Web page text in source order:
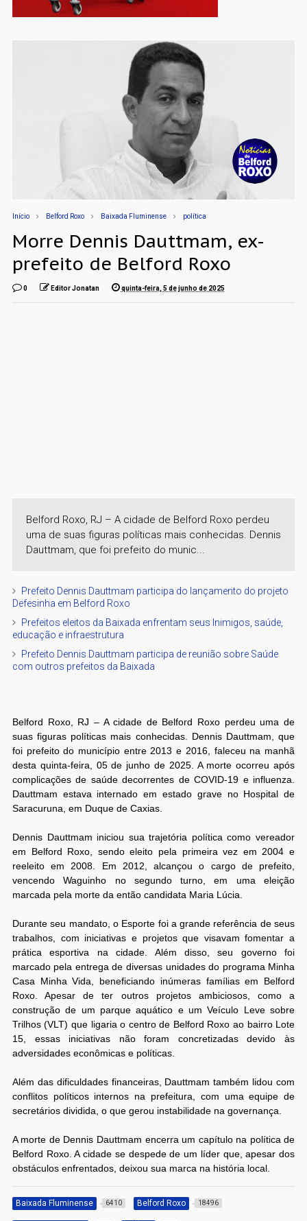
Início Belford Roxo Baixada Fluminense política
Morre Dennis Dauttmam, ex-
prefeito de Belford Roxo
0 Editor Jonatan quinta-feira, 5 de junho de 2025
Belford Roxo, RJ – A cidade de Belford Roxo perdeu
uma de suas figuras políticas mais conhecidas. Dennis
Dauttmam, que foi prefeito do munic...
Prefeito Dennis Dauttmam participa do lançamento do projeto
Defesinha em Belford Roxo
Prefeitos eleitos da Baixada enfrentam seus Inimigos, saúde,
educação e infraestrutura
Prefeito Dennis Dauttmam participa de reunião sobre Saúde
com outros prefeitos da Baixada
Belford Roxo, RJ – A cidade de Belford Roxo perdeu uma de
suas figuras políticas mais conhecidas. Dennis Dauttmam, que
foi prefeito do município entre 2013 e 2016, faleceu na manhã
desta quinta-feira, 05 de junho de 2025. A morte ocorreu após
complicações de saúde decorrentes de COVID-19 e influenza.
Dauttmam estava internado em estado grave no Hospital de
Saracuruna, em Duque de Caxias.
Dennis Dauttmam iniciou sua trajetória política como vereador
em Belford Roxo, sendo eleito pela primeira vez em 2004 e
reeleito em 2008. Em 2012, alcançou o cargo de prefeito,
vencendo Waguinho no segundo turno, em uma eleição
marcada pela morte da então candidata Maria Lúcia.
Durante seu mandato, o Esporte foi a grande referência de seus
trabalhos, com iniciativas e projetos que visavam fomentar a
prática esportiva na cidade. Além disso, seu governo foi
marcado pela entrega de diversas unidades do programa Minha
Casa Minha Vida, beneficiando inúmeras famílias em Belford
Roxo. Apesar de ter outros projetos ambiciosos, como a
construção de um parque aquático e um Veículo Leve sobre
Trilhos (VLT) que ligaria o centro de Belford Roxo ao bairro Lote
15, essas iniciativas não foram concretizadas devido às
adversidades econômicas e políticas.
Além das dificuldades financeiras, Dauttmam também lidou com
conflitos políticos internos na prefeitura, com uma equipe de
secretários dividida, o que gerou instabilidade na governança.
A morte de Dennis Dauttmam encerra um capítulo na política de
Belford Roxo. A cidade se despede de um líder que, apesar dos
obstáculos enfrentados, deixou sua marca na história local.
Baixada Fluminense 6410 Belford Roxo 18496